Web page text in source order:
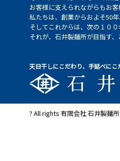
お客様に支えられながらもお
私たちは、創業からおよそ50
そしてこれからは、次の１０
それが、石井製麺所が目指す、
天日干しにこだわり、手延べに
? All rights 有限会社 石井製麺所